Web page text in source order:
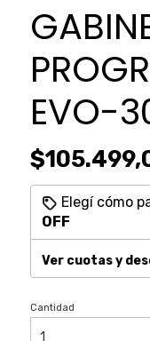
EVO-
Elegí cómo
OFF
Ver cuotas y
Cantidad